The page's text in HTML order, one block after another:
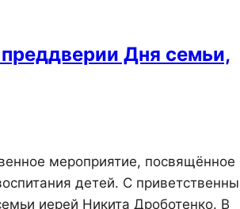
Дня семьи,
мероприятие, посвящённое
детей. С
иерей Никита Дроботенко. В